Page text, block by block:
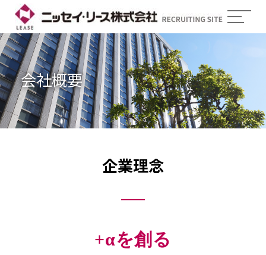
会社概要
企業理念
+αを創る